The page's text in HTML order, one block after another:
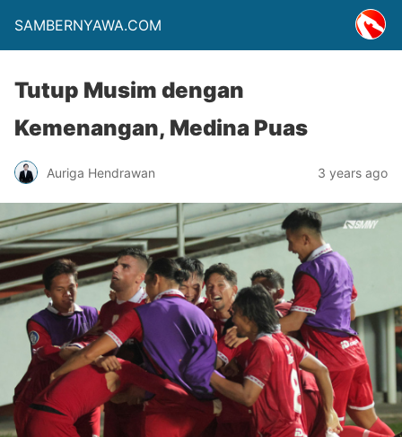
SAMBERNYAWA.COM
Tutup Musim dengan
Kemenangan, Medina Puas
Auriga Hendrawan 3 years ago